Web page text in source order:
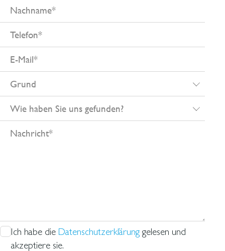
Mail
haben
Ich habe die Datenschutzerklärung gelesen und
akzeptiere sie.